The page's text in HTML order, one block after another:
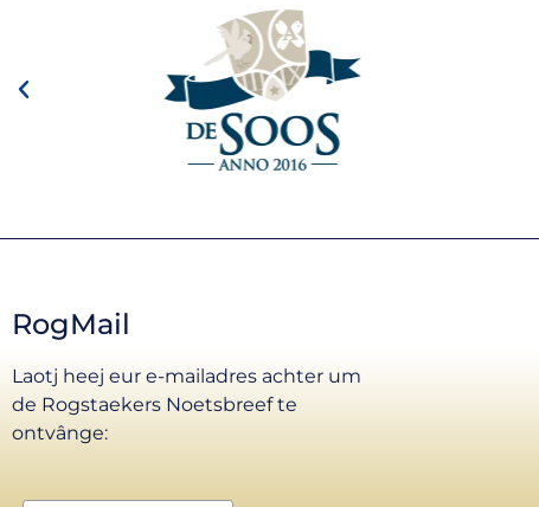
RogMail
Laotj heej eur e-mailadres achter um
de Rogstaekers Noetsbreef te
ontvânge: